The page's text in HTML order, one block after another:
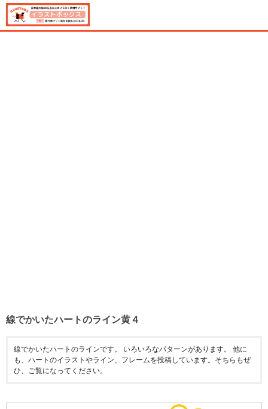
線でかいたハートのライン黄４
線でかいたハートのラインです。 いろいろなパターンがあります。 他に
も、ハートのイラストやライン、フレームを投稿しています。そちらもぜ
ひ、ご覧になってください。